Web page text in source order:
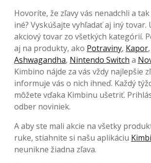
Hovoríte, že zľavy vás nenadchli a
iné? Vyskúšajte vyhľadať aj iný tovar.
akciový tovar zo všetkých kategórií.
aj na produkty, ako Potraviny, Kapor,
Ashwagandha, Nintendo Switch a
Kimbino nájde za vás vždy najlepšie
informuje vás o nich ihneď. Každý
môžete vďaka Kimbinu ušetriť.
odber noviniek.
A aby ste mali akcie na všetky
ruke, stiahnite si našu aplikáciu
neunikne žiadna zľava.